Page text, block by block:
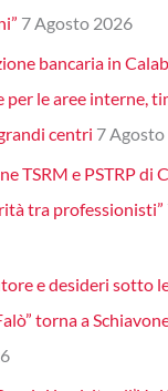
7 Agosto 2026
bancaria in
per le aree interne,
centri 7
TSRM e PSTRP di
tra professionisti”
e desideri sotto
torna a